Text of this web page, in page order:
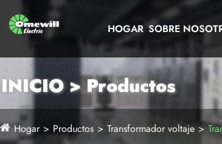
HOGAR SOBRE
INICIO > Productos
Hogar Productos Transformador voltaje